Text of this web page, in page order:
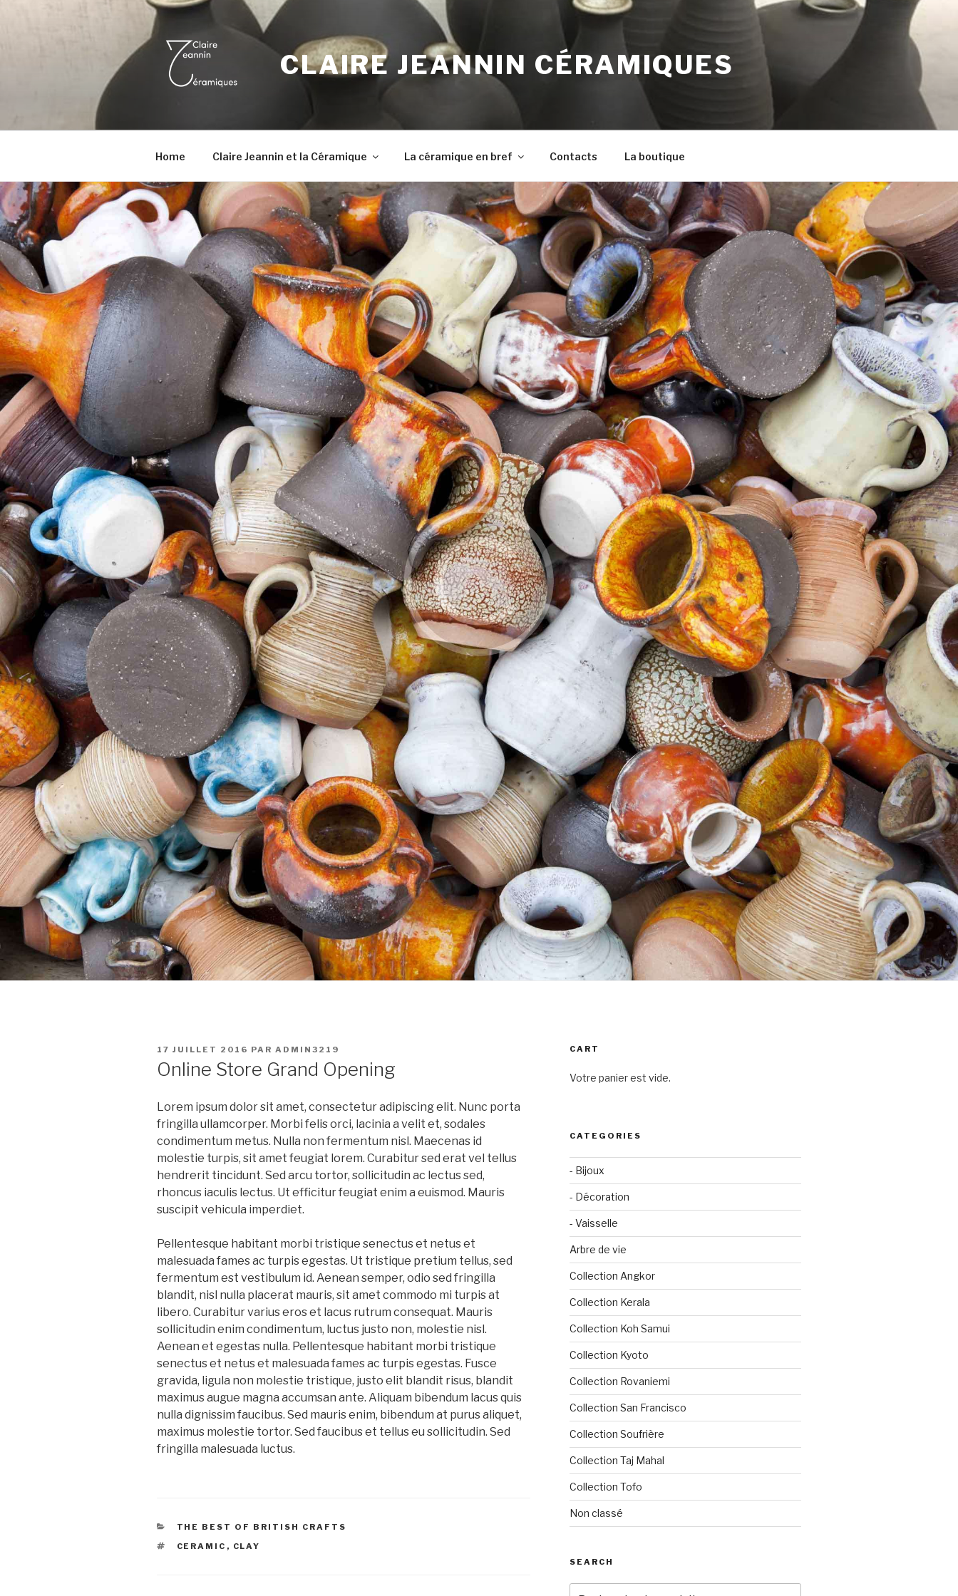
CLAIRE JEANNIN CÉRAMIQUES
Home Claire Jeannin et la Céramique La céramique en bref Contacts La boutique
PUBLIÉ
17 JUILLET 2016 PAR ADMIN3219
Online Store Grand Opening
Lorem ipsum dolor sit amet, consectetur adipiscing elit. Nunc porta
fringilla ullamcorper. Morbi felis orci, lacinia a velit et, sodales
condimentum metus. Nulla non fermentum nisl. Maecenas id
molestie turpis, sit amet feugiat lorem. Curabitur sed erat vel tellus
hendrerit tincidunt. Sed arcu tortor, sollicitudin ac lectus sed,
rhoncus iaculis lectus. Ut efficitur feugiat enim a euismod. Mauris
suscipit vehicula imperdiet.
Pellentesque habitant morbi tristique senectus et netus et
malesuada fames ac turpis egestas. Ut tristique pretium tellus, sed
fermentum est vestibulum id. Aenean semper, odio sed fringilla
blandit, nisl nulla placerat mauris, sit amet commodo mi turpis at
libero. Curabitur varius eros et lacus rutrum consequat. Mauris
sollicitudin enim condimentum, luctus justo non, molestie nisl.
Aenean et egestas nulla. Pellentesque habitant morbi tristique
senectus et netus et malesuada fames ac turpis egestas. Fusce
gravida, ligula non molestie tristique, justo elit blandit risus, blandit
maximus augue magna accumsan ante. Aliquam bibendum lacus quis
nulla dignissim faucibus. Sed mauris enim, bibendum at purus aliquet,
maximus molestie tortor. Sed faucibus et tellus eu sollicitudin. Sed
fringilla malesuada luctus.
CATÉGORIES
THE BEST OF BRITISH CRAFTS
ÉTIQUETTES
CERAMIC , CLAY
CART
Votre panier est vide.
CATEGORIES
- Bijoux
- Décoration
- Vaisselle
Arbre de vie
Collection Angkor
Collection Kerala
Collection Koh Samui
Collection Kyoto
Collection Rovaniemi
Collection San Francisco
Collection Soufrière
Collection Taj Mahal
Collection Tofo
Non classé
SEARCH